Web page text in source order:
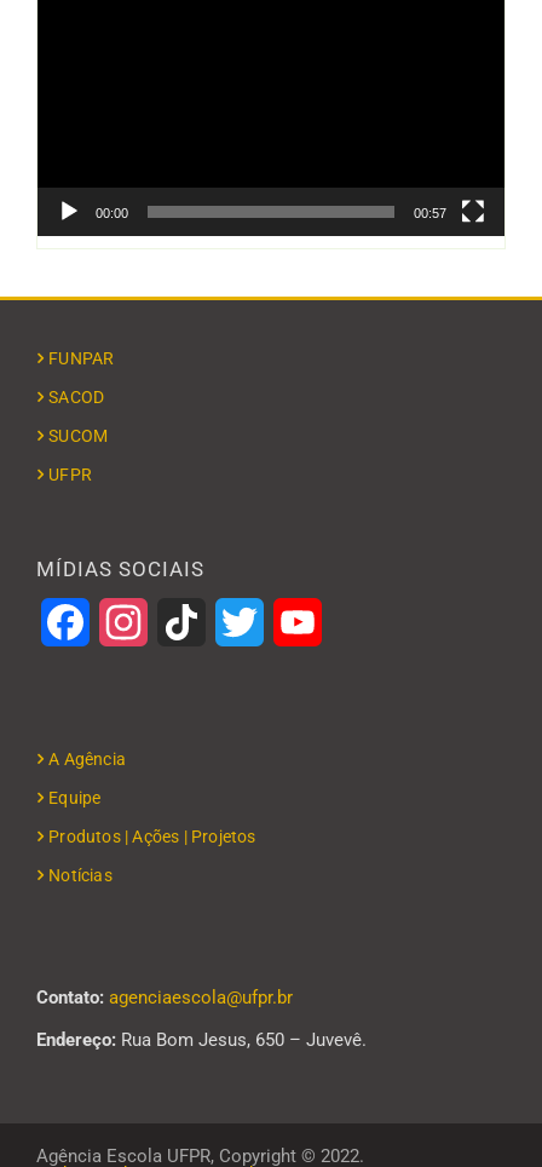
00:00 00:57
FUNPAR
SACOD
SUCOM
UFPR
MÍDIAS SOCIAIS
FacebookInstagramTikTok Twitter
A Agência
Equipe
Produtos | Ações | Projetos
Notícias
Contato: agenciaescola@ufpr.br
Endereço: Rua Bom Jesus, 650 – Juvevê.
Agência Escola UFPR, Copyright © 2022.